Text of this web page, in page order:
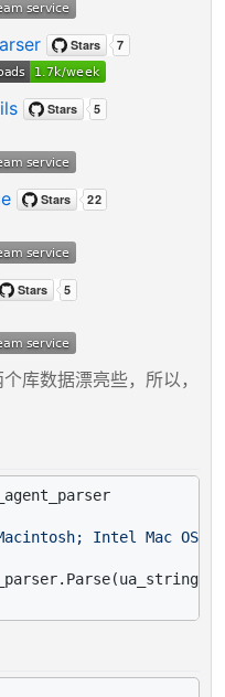
库数据漂亮些，所以，
Intel Mac OS X